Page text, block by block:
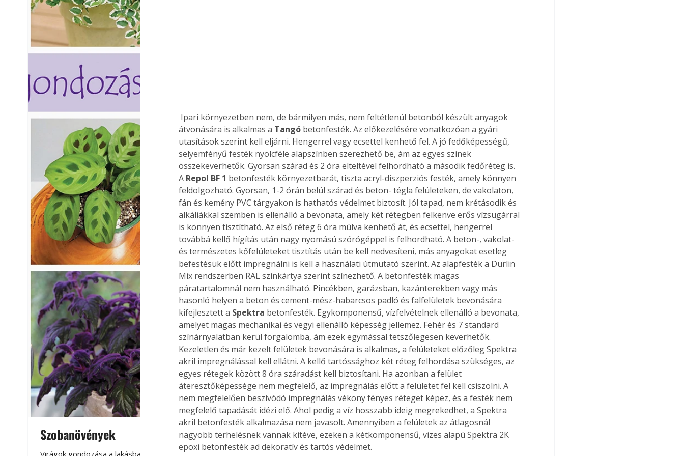
Szobanövények
Virágoskert: kertben,
teraszon, lakásban
Gyógyító növények: a
természet kincsei az
átvonására is alkalmas a Tangó betonfesték. Az előkezelésére vonatkozóan a gyári
utasítások szerint kell eljárni. Hengerrel vagy ecsettel kenhető fel. A jó fedőképességű,
selyemfényű festék nyolcféle alapszínben szerezhető be, ám az egyes színek
összekeverhetők. Gyorsan szárad és 2 óra elteltével felhordható a második fedőréteg is.
A Repol BF 1 betonfesték környezetbarát, tiszta acryl-diszperziós festék, amely könnyen
feldolgozható. Gyorsan, 1-2 órán belül szárad és beton- tégla felületeken, de vakolaton,
fán és kemény PVC tárgyakon is hathatós védelmet biztosít. Jól tapad, nem krétásodik és
alkáliákkal szemben is ellenálló a bevonata, amely két rétegben felkenve erős vízsugárral
is könnyen tisztítható. Az első réteg 6 óra múlva kenhető át, és ecsettel, hengerrel
továbbá kellő hígítás után nagy nyomású szórógéppel is felhordható. A beton-, vakolat-
és természetes kőfelületeket tisztítás után be kell nedvesíteni, más anyagokat esetleg
befestésük előtt impregnálni is kell a használati útmutató szerint. Az alapfesték a Durlin
Mix rendszerben RAL színkártya szerint színezhető. A betonfesték magas
páratartalomnál nem használható. Pincékben, garázsban, kazánterekben vagy más
hasonló helyen a beton és cement-mész-habarcsos padló és falfelületek bevonására
kifejlesztett a Spektra betonfesték. Egykomponensű, vízfelvételnek ellenálló a bevonata,
amelyet magas mechanikai és vegyi ellenálló képesség jellemez. Fehér és 7 standard
színárnyalatban kerül forgalomba, ám ezek egymással tetszőlegesen keverhetők.
Kezeletlen és már kezelt felületek bevonására is alkalmas, a felületeket előzőleg Spektra
akril impregnálással kell ellátni. A kellő tartóssághoz két réteg felhordása szükséges, az
egyes rétegek között 8 óra száradást kell biztosítani. Ha azonban a felület
áteresztőképessége nem megfelelő, az impregnálás előtt a felületet fel kell csiszolni. A
nem megfelelően beszívódó impregnálás vékony fényes réteget képez, és a festék nem
megfelelő tapadását idézi elő. Ahol pedig a víz hosszabb ideig megrekedhet, a Spektra
akril betonfesték alkalmazása nem javasolt. Amennyiben a felületek az átlagosnál
nagyobb terhelésnek vannak kitéve, ezeken a kétkomponensű, vizes alapú Spektra 2K
epoxi betonfesték ad dekoratív és tartós védelmet.